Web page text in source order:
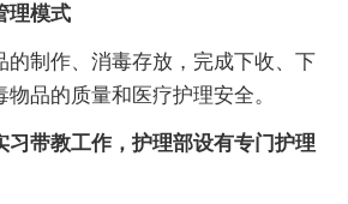
理模式
制作、消毒存放，完成下收、下
品的质量和医疗护理安全。
习带教工作，护理部设有专门护理